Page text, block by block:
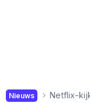
Nieuws Netflix-